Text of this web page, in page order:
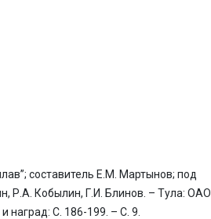
составитель Е.М. Мартынов; под
Р.А. Кобылин, Г.И. Блинов. – Тула: ОАО
наград: С. 186-199. – С. 9.